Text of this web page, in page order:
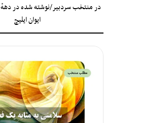
درمنتخب سردبیر/نوشته شده در دههٔ ۱۹۷۰
ایوان ایلیچ